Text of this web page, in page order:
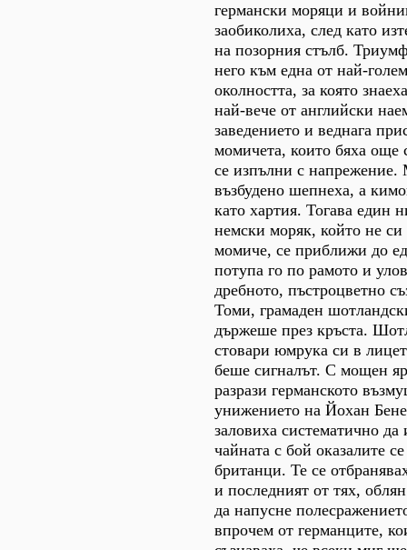
германски моряци и
заобиколиха, след като
на позорния стълб.
него към една от най-
околността, за която
най-вече от английски
заведението и веднага
момичета, които бяха още
се изпълни с напрежение.
възбудено шепнеха, а
като хартия. Тогава един
немски моряк, който не
момиче, се приближи до
потупа го по рамото и
дребното, пъстроцветно
Томи, грамаден
държеше през кръста.
стовари юмрука си в
беше сигналът. С мощен
разрази германското
унижението на Йохан
заловиха систематично да
чайната с бой оказалите
британци. Те се
и последният от тях,
да напусне
впрочем от германците,